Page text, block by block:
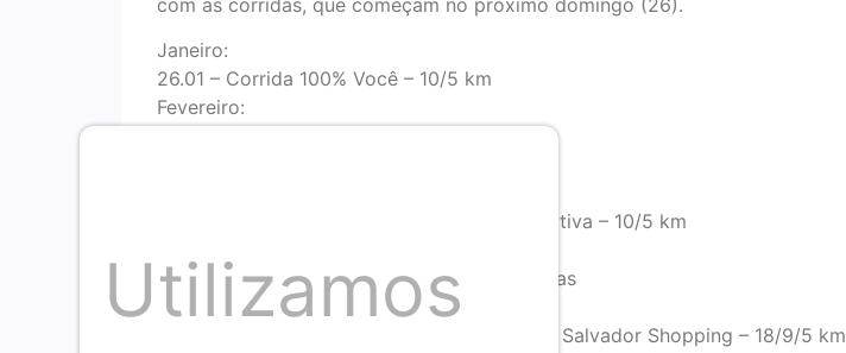
com as corridas, que começam no próximo domingo (26).
Janeiro:
26.01 – Corrida 100% Você – 10/5 km
Fevereiro:
16.03 – Desafio da Porcino Assessoria Esportiva – 10/5 km
30.03 – Salvador 10 Milhas 2025 – 10/5 Milhas
Abril:
06.04 – Santander Track&Fields Run Series – Salvador Shopping – 18/9/5 km
Utilizamos